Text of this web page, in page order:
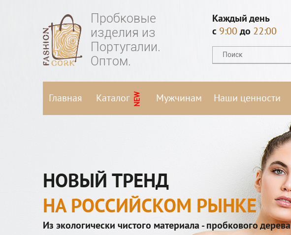
Пробковые
изделия из
Португалии.
Оптом.
Каждый день
c 9:00 до 22:00
Главная Каталог NEW Мужчинам Наши ценности
НОВЫЙ ТРЕНД
НА РОССИЙСКОМ РЫНКЕ
Из экологически чистого материала - пробкового дерева